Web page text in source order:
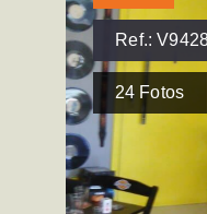
Ref.:
24 Fotos